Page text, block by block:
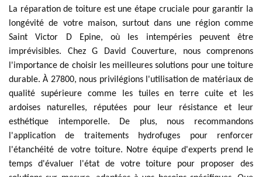
La réparation de toiture est une étape cruciale pour garantir la
longévité de votre maison, surtout dans une région comme
Saint Victor D Epine, où les intempéries peuvent être
imprévisibles. Chez G David Couverture, nous comprenons
l'importance de choisir les meilleures solutions pour une toiture
durable. À 27800, nous privilégions l'utilisation de matériaux de
qualité supérieure comme les tuiles en terre cuite et les
ardoises naturelles, réputées pour leur résistance et leur
esthétique intemporelle. De plus, nous recommandons
l'application de traitements hydrofuges pour renforcer
l'étanchéité de votre toiture. Notre équipe d'experts prend le
temps d'évaluer l'état de votre toiture pour proposer des